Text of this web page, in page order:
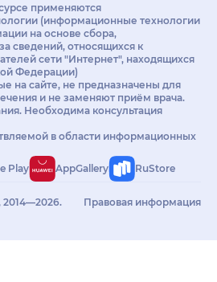
применяются
(информационные технологии
на основе сбора,
сведений, относящихся к
сети "Интернет", находящихся
Федерации)
на сайте, не предназначены для
и не заменяют приём врача.
Необходима консультация
в области информационных
Play AppGallery RuStore
Правовая информация